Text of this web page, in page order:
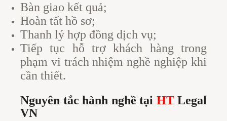
Bàn giao kết quả;
Hoàn tất hồ sơ;
Thanh lý hợp đồng dịch vụ;
Tiếp tục hỗ trợ khách hàng trong
phạm vi trách nhiệm nghề nghiệp khi
cần thiết.
Nguyên tắc hành nghề tại HTLegal
VN